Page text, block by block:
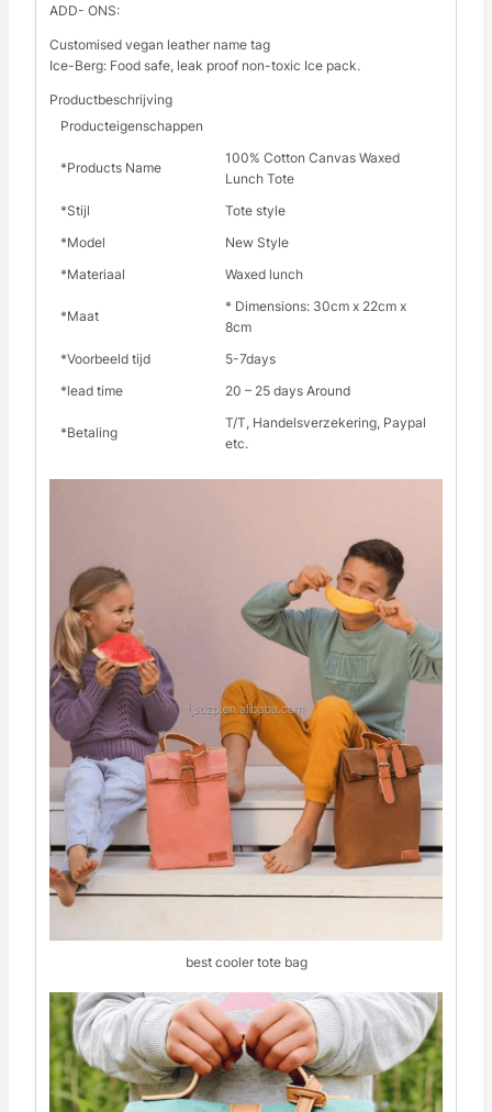
ADD- ONS:
Customised vegan leather name tag
Ice-Berg: Food safe, leak proof non-toxic Ice pack.
Productbeschrijving
Producteigenschappen
*Products Name
100% Cotton Canvas Waxed
Lunch Tote
*Stijl
Tote style
*Model
New Style
*Materiaal
Waxed lunch
*Maat
* Dimensions: 30cm x 22cm x
8cm
*Voorbeeld tijd
5-7days
*lead time
20 – 25 days Around
*Betaling
T/T, Handelsverzekering, Paypal
etc.
best cooler tote bag